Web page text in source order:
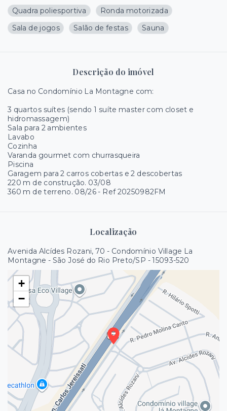
Quadra poliesportiva
Ronda motorizada
Sala de jogos
Salão de festas Sauna
Descrição do imóvel
Casa no Condomínio La Montagne com:
3 quartos suítes (sendo 1 suíte master com closet e
hidromassagem)
Sala para 2 ambientes
Lavabo
Cozinha
Varanda gourmet com churrasqueira
Piscina
Garagem para 2 carros cobertas e 2 descobertas
220 m de construção. 03/08
360 m de terreno. 08/26 - Ref 20250982FM
Localização
Avenida Alcídes Rozani, 70 - Condomínio Village La
Montagne - São José do Rio Preto/SP - 15093-520
+
−